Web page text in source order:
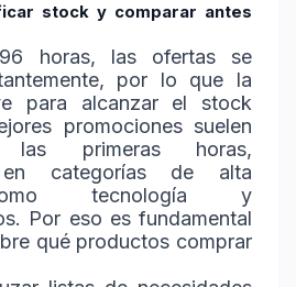
stock y comparar antes
horas, las ofertas se
por lo que la
para alcanzar el stock
promociones suelen
primeras horas,
en categorías de alta
tecnología y
Por eso es fundamental
qué productos comprar